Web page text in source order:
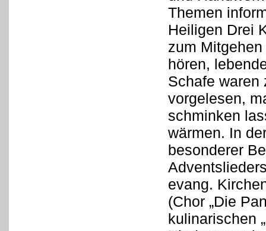
Themen
Heiligen Drei
zum
hören,
Schafe waren
vorgelesen,
schminken
wärmen. In
besonderer
evang.
(Chor „Die
kulinarischen